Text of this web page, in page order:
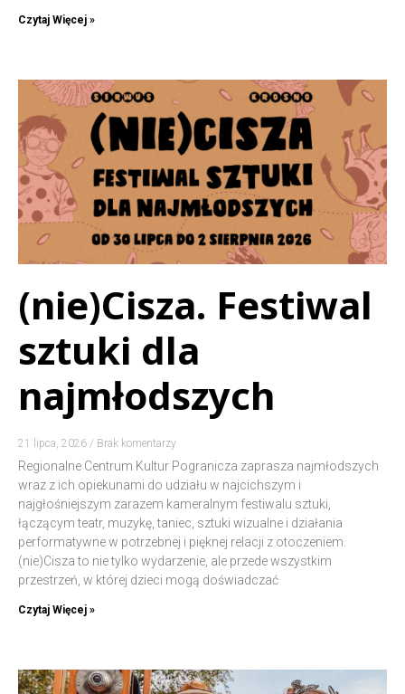
Czytaj Więcej »
(nie)Cisza. Festiwal
sztuki dla
najmłodszych
21 lipca, 2026 Brak komentarzy
Regionalne Centrum Kultur Pogranicza zaprasza najmłodszych
wraz z ich opiekunami do udziału w najcichszym i
najgłośniejszym zarazem kameralnym festiwalu sztuki,
łączącym teatr, muzykę, taniec, sztuki wizualne i działania
performatywne w potrzebnej i pięknej relacji z otoczeniem.
(nie)Cisza to nie tylko wydarzenie, ale przede wszystkim
przestrzeń, w której dzieci mogą doświadczać
Czytaj Więcej »